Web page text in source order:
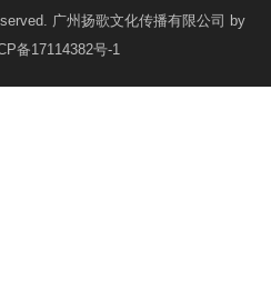
广州扬歌文化传播有限公司 by
备17114382号-1